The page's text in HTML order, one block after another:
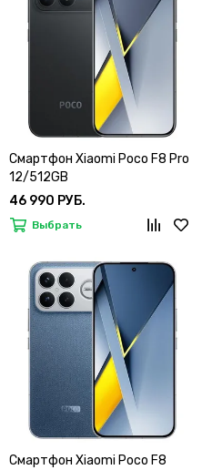
Смартфон Xiaomi Poco F8 Pro
12/512GB
46 990 РУБ.
Выбрать
Смартфон Xiaomi Poco F8